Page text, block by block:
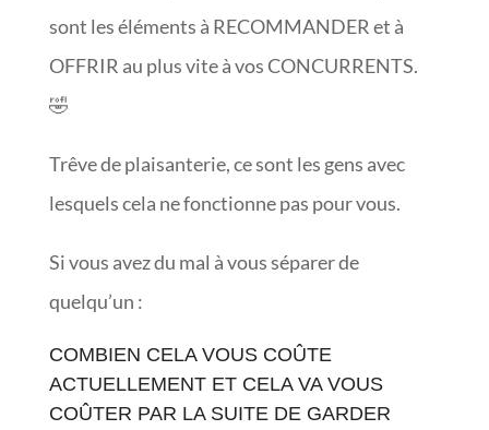
sont les éléments à RECOMMANDER et à
OFFRIR au plus vite à vos CONCURRENTS.
🤣
Trêve de plaisanterie, ce sont les gens avec
lesquels cela ne fonctionne pas pour vous.
Si vous avez du mal à vous séparer de
quelqu’un :
COMBIEN CELA VOUS COÛTE
ACTUELLEMENT ET CELA VA VOUS
COÛTER PAR LA SUITE DE GARDER